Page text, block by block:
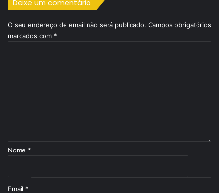
Deixe um comentário
O seu endereço de email não será publicado. Campos obrigatórios
marcados com *
*
Nome *
Email *